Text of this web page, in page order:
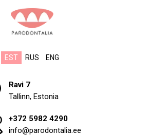
+372 5982 4290
info@parodontalia.ee
Ravi 7
Tallinn, Estonia
EST RUS ENG